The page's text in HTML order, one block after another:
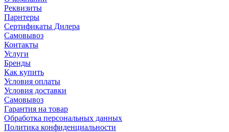
Реквизиты
Парнтеры
Сертификаты Дилера
Самовывоз
Контакты
Услуги
Бренды
Как купить
Условия оплаты
Условия доставки
Самовывоз
Гарантия на товар
Обработка персональных данных
Политика конфиденциальности